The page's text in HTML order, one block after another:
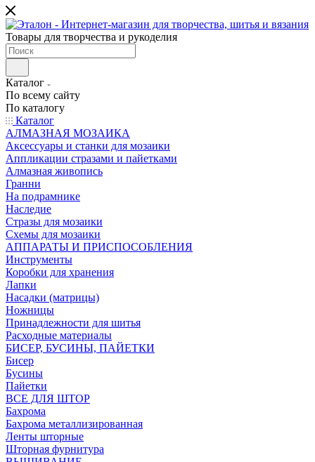
Товары для творчества и рукоделия
Каталог
По всему сайту
По каталогу
Каталог
АЛМАЗНАЯ МОЗАИКА
Аксессуары и станки для мозаики
Аппликации стразами и пайетками
Алмазная живопись
Гранни
На подрамнике
Наследие
Стразы для мозаики
Схемы для мозаики
АППАРАТЫ И ПРИСПОСОБЛЕНИЯ
Инструменты
Коробки для хранения
Лапки
Насадки (матрицы)
Ножницы
Принадлежности для шитья
Расходные материалы
БИСЕР, БУСИНЫ, ПАЙЕТКИ
Бисер
Бусины
Пайетки
ВСЕ ДЛЯ ШТОР
Бахрома
Бахрома металлизированная
Ленты шторные
Шторная фурнитура